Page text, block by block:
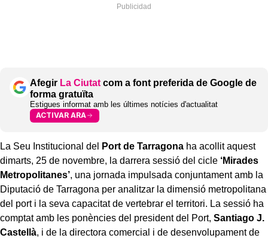
Afegir La Ciutat com a font preferida de Google de
forma gratuïta
Estigues informat amb les últimes notícies d'actualitat
ACTIVAR ARA
La Seu Institucional del Port de Tarragona ha acollit aquest
dimarts, 25 de novembre, la darrera sessió del cicle ‘Mirades
Metropolitanes’, una jornada impulsada conjuntament amb la
Diputació de Tarragona per analitzar la dimensió metropolitana
del port i la seva capacitat de vertebrar el territori. La sessió ha
comptat amb les ponències del president del Port, Santiago J.
Castellà, i de la directora comercial i de desenvolupament de